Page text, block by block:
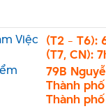
Việc (T2 - T6):
(T7, CN):
79B
Thành
Thành